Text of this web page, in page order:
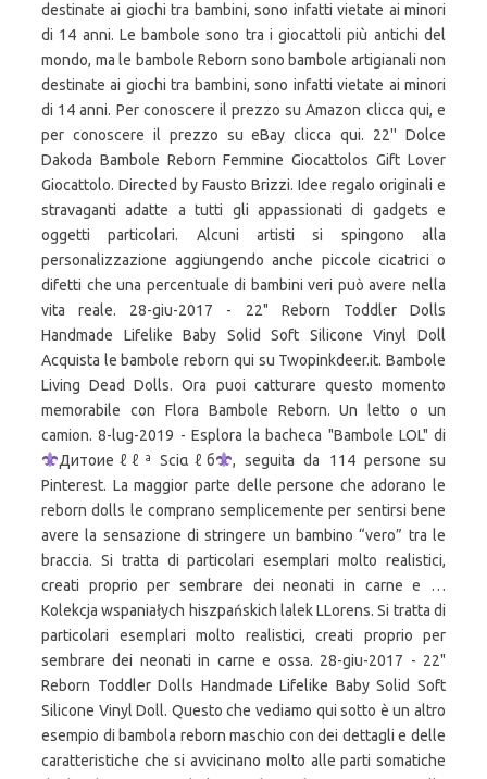
destinate ai giochi tra bambini, sono infatti vietate ai minori
di 14 anni. Le bambole sono tra i giocattoli più antichi del
mondo, ma le bambole Reborn sono bambole artigianali non
destinate ai giochi tra bambini, sono infatti vietate ai minori
di 14 anni. Per conoscere il prezzo su Amazon clicca qui, e
per conoscere il prezzo su eBay clicca qui. 22'' Dolce
Dakoda Bambole Reborn Femmine Giocattolos Gift Lover
Giocattolo. Directed by Fausto Brizzi. Idee regalo originali e
stravaganti adatte a tutti gli appassionati di gadgets e
oggetti particolari. Alcuni artisti si spingono alla
personalizzazione aggiungendo anche piccole cicatrici o
difetti che una percentuale di bambini veri può avere nella
vita reale. 28-giu-2017 - 22" Reborn Toddler Dolls
Handmade Lifelike Baby Solid Soft Silicone Vinyl Doll
Acquista le bambole reborn qui su Twopinkdeer.it. Bambole
Living Dead Dolls. Ora puoi catturare questo momento
memorabile con Flora Bambole Reborn. Un letto o un
camion. 8-lug-2019 - Esplora la bacheca "Bambole LOL" di
Дитoиeℓℓª Sсiαℓб
, seguita da 114 persone su
Pinterest. La maggior parte delle persone che adorano le
reborn dolls le comprano semplicemente per sentirsi bene
avere la sensazione di stringere un bambino “vero” tra le
braccia. Si tratta di particolari esemplari molto realistici,
creati proprio per sembrare dei neonati in carne e …
Kolekcja wspaniałych hiszpańskich lalek LLorens. Si tratta di
particolari esemplari molto realistici, creati proprio per
sembrare dei neonati in carne e ossa. 28-giu-2017 - 22"
Reborn Toddler Dolls Handmade Lifelike Baby Solid Soft
Silicone Vinyl Doll. Questo che vediamo qui sotto è un altro
esempio di bambola reborn maschio con dei dettagli e delle
caratteristiche che si avvicinano molto alle parti somatiche